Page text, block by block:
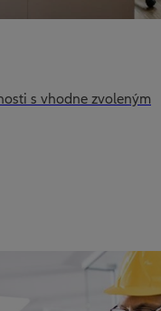
s vhodne zvoleným